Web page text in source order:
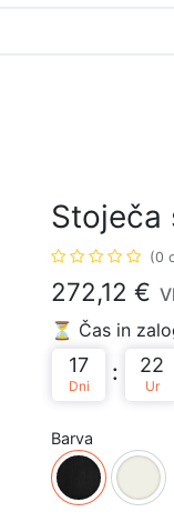
Stoječa
(0
272,12 €
⏳ Čas in
17
Dni
: 22
Ur
Barva